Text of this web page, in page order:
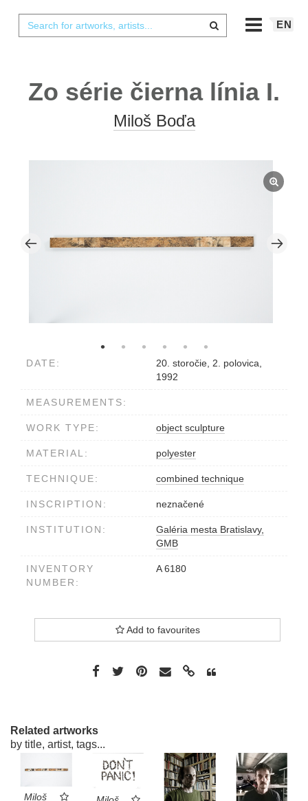
EN
Zo série čierna línia I.
Miloš Boďa
DATE:
20. storočie, 2. polovica,
1992
MEASUREMENTS:
WORK TYPE: object sculpture
MATERIAL: polyester
TECHNIQUE: combined technique
INSCRIPTION: neznačené
INSTITUTION:
Galéria mesta Bratislavy,
GMB
INVENTORY
NUMBER:
A 6180
Add to favourites
Related artworks
by title, artist, tags...
Miloš